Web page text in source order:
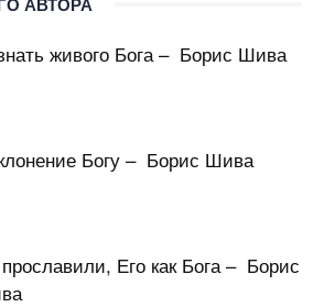
АВТОРА
живого Бога – Борис Шива
Богу – Борис Шива
Его как Бога – Борис